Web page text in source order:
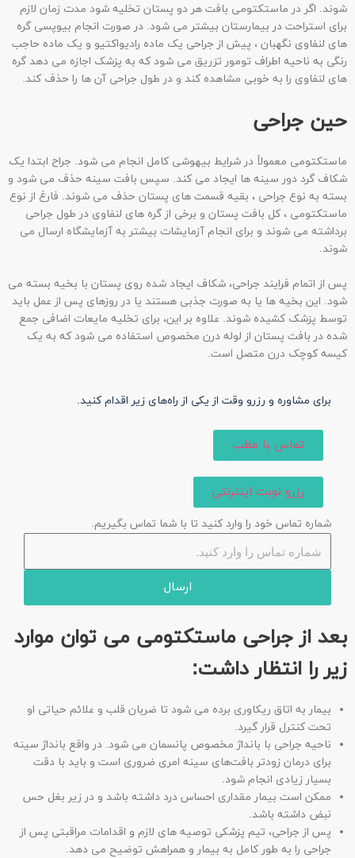
شوند. اگر در ماستکتومی بافت هر دو پستان تخلیه شود مدت زمان لازم
برای استراحت در بیمارستان بیشتر می شود. در صورت انجام بیوپسی گره
های لنفاوی نگهبان ، پیش از جراحی یک ماده رادیواکتیو و یک ماده حاجب
رنگی به ناحیه اطراف تومور تزریق می شود که به پزشک اجازه می دهد گره
های لنفاوی را به خوبی مشاهده کند و در طول جراحی آن ها را حذف کند.
حین جراحی
ماستکتومی معمولاً در شرایط بیهوشی کامل انجام می شود. جراح ابتدا یک
شکاف گرد دور سینه ها ایجاد می کند. سپس بافت سینه حذف می شود و
بسته به نوع جراحی ، بقیه قسمت های پستان حذف می شوند. فارغ از نوع
ماستکتومی ، کل بافت پستان و برخی از گره های لنفاوی در طول جراحی
برداشته می شوند و برای انجام آزمایشات بیشتر به آزمایشگاه ارسال می
شوند.
پس از اتمام فرایند جراحی، شکاف ایجاد شده روی پستان با بخیه بسته می
شود. این بخیه ها یا به صورت جذبی هستند یا در روزهای پس از عمل باید
توسط پزشک کشیده شوند. علاوه بر این، برای تخلیه مایعات اضافی جمع
شده در بافت پستان از لوله درن مخصوص استفاده می شود که به یک
کیسه کوچک درن متصل است.
برای مشاوره و رزرو وقت از یکی از راه‌های زیر اقدام کنید.​
تماس با مطب
رزرو نوبت اینترنتی
شماره تماس خود را وارد کنید تا با شما تماس بگیریم.
ارسال
بعد از جراحی ماستکتومی می توان موارد
زیر را انتظار داشت:
بیمار به اتاق ریکاوری برده می شود تا ضربان قلب و علائم حیاتی او
تحت کنترل قرار گیرد.
ناحیه جراحی با بانداژ مخصوص پانسمان می شود. در واقع بانداژ سینه
برای درمان زودتر بافت‌های سینه امری ضروری است و باید با دقت
بسیار زیادی انجام شود.
ممکن است بیمار مقداری احساس درد داشته باشد و در زیر بغل حس
نبض داشته باشد.
پس از جراحی، تیم پزشکی توصیه های لازم و اقدامات مراقبتی پس از
جراحی را به طور کامل به بیمار و همراهش توضیح می دهد.